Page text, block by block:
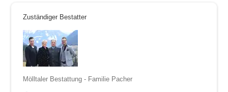
Zuständiger Bestatter
Mölltaler Bestattung - Familie Pacher